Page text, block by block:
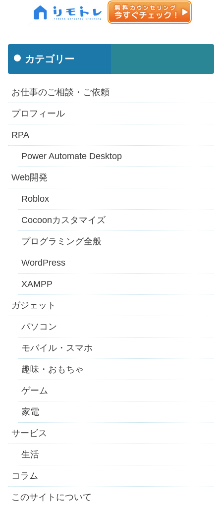
カテゴリー
お仕事のご相談・ご依頼
プロフィール
RPA
Power Automate Desktop
Web開発
Roblox
Cocoonカスタマイズ
プログラミング全般
WordPress
XAMPP
ガジェット
パソコン
モバイル・スマホ
趣味・おもちゃ
ゲーム
家電
サービス
生活
コラム
このサイトについて